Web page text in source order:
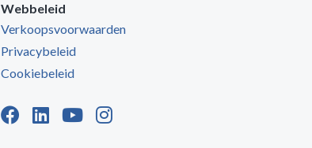
Webbeleid
Verkoopsvoorwaarden
Privacybeleid
Cookiebeleid